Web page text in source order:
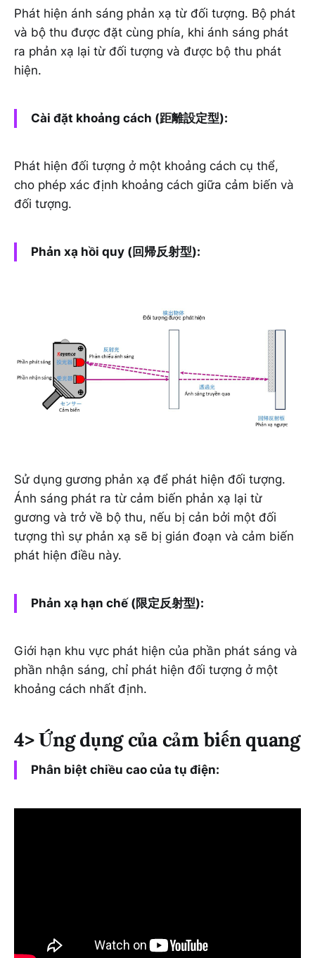
Phát hiện ánh sáng phản xạ từ đối tượng. Bộ phát
và bộ thu được đặt cùng phía, khi ánh sáng phát
ra phản xạ lại từ đối tượng và được bộ thu phát
hiện.
Cài đặt khoảng cách (距離設定型):
Phát hiện đối tượng ở một khoảng cách cụ thể,
cho phép xác định khoảng cách giữa cảm biến và
đối tượng.
Phản xạ hồi quy (回帰反射型):
Sử dụng gương phản xạ để phát hiện đối tượng.
Ánh sáng phát ra từ cảm biến phản xạ lại từ
gương và trở về bộ thu, nếu bị cản bởi một đối
tượng thì sự phản xạ sẽ bị gián đoạn và cảm biến
phát hiện điều này.
Phản xạ hạn chế (限定反射型):
Giới hạn khu vực phát hiện của phần phát sáng và
phần nhận sáng, chỉ phát hiện đối tượng ở một
khoảng cách nhất định.
4> Ứng dụng của cảm biến quang
Phân biệt chiều cao của tụ điện: